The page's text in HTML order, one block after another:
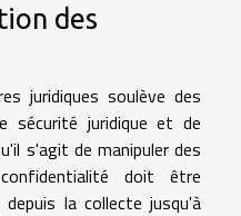
des
juridiques soulève des
sécurité juridique et de
s'agit de manipuler des
doit être
la collecte jusqu'à